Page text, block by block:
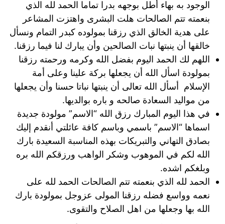
الوجود به بهاء أطل بوجهه بدرا تماما الحمد لله الذي
بنعمته تتم الصالحات هلت البشرى واهتزت المشاعر
على هدية الخالق الذي رزقنا بمولوده كبدر التمام ونسأل
خالقها أن ينبتها نبات الصالحين وأن يبارك لنا فيما رزقنا.
اللهم لك الحمد اليوم بفضل الله وكرمه ورحمته رزقنا
بمولودة اسأل الله أن يجعلها بركة علينا وعلى أمة
الإسلام أسأل الله تعالى أن ينبتها نباتا حسنا وأن يجعلها
من مواليد السعادة صالحه و باره بوالديها.
في هذا اليوم المبارك رزق الله “الاسم” مولودة جديدة
اسماها “الاسم” باسمي وباسم كافة عائلتي أنقدم إليك
بصادق التهاني والتبريكات بهذه المناسبة السعيدة بارك
الله لكم في الموهوب وشكر الواهب ورزقكم الله بره
وبلغكم اشده.
الحمد لله الذي بنعمته تتم الصالحات الحمد لله على
نعمه وواسع فضله رزقنا المولى عزوجل بمولودة بارك
الله بها وجعلها من اهل الصلاح والتقوى.